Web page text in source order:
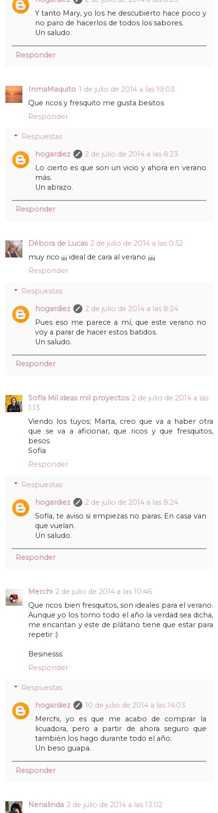
Y tanto Mary, yo los he descubierto hace poco y
no paro de hacerlos de todos los sabores.
Un saludo.
Responder
InmaMaquito 1 de julio de 2014 a las 19:03
Que ricos y fresquito me gusta besitos
Responder
Respuestas
hogardiez
2 de julio de 2014 a las 8:23
Lo cierto es que son un vicio y ahora en verano
más.
Un abrazo.
Responder
Débora de Lucas 2 de julio de 2014 a las 0:52
muy rico ¡¡¡¡ ideal de cara al verano ¡¡¡¡¡
Responder
Respuestas
hogardiez
2 de julio de 2014 a las 8:24
Pues eso me parece a mí, que este verano no
voy a parar de hacer estos batidos.
Un saludo.
Responder
Sofía Mil ideas mil proyectos 2 de julio de 2014 a las
1:13
Viendo los tuyos; Marta, creo que va a haber otra
que se va a aficionar, que ricos y que fresquitos,
besos
Sofía
Responder
Respuestas
hogardiez
2 de julio de 2014 a las 8:24
Sofía, te aviso si empiezas no paras. En casa van
que vuelan.
Un saludo.
Responder
Merchi 2 de julio de 2014 a las 10:46
Que ricos bien fresquitos, son ideales para el verano.
Aunque yo los tomo todo el año la verdad sea dicha,
me encantan y este de plátano tiene que estar para
repetir :)
Besinesss
Responder
Respuestas
hogardiez
10 de julio de 2014 a las 14:03
Merchi, yo es que me acabo de comprar la
licuadora, pero a partir de ahora seguro que
también los hago durante todo el año.
Un beso guapa.
Responder
Nenalinda 2 de julio de 2014 a las 13:02